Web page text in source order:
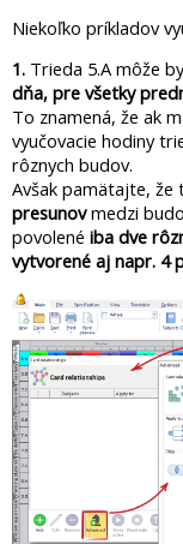
Niekoľko príkladov
1. Trieda 5.A môže
dňa, pre všetky
To znamená, že ak
vyučovacie hodiny
rôznych budov.
Avšak pamätajte, že
presunovmedzi
povolené iba dve
vytvorené aj napr. 4